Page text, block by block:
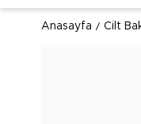
Anasayfa Cilt